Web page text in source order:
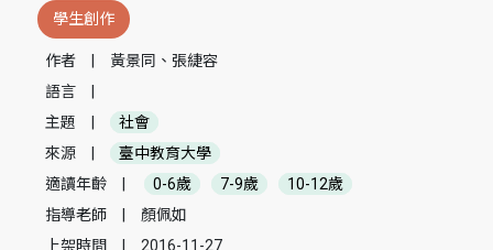
學生創作
作者
黃景同、張緁容
語言
主題
社會
來源
臺中教育大學
適讀年齡
0-6歲 7-9歲
10-12歲
指導老師
顏佩如
上架時間
2016-11-27